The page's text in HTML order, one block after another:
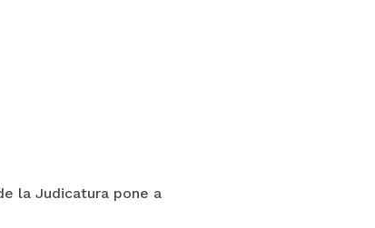
la Judicatura pone a